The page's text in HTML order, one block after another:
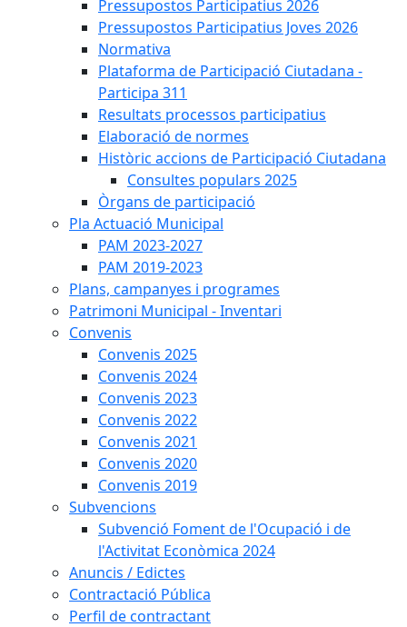
Pressupostos Participatius 2026
Pressupostos Participatius Joves 2026
Normativa
Plataforma de Participació Ciutadana -
Participa 311
Resultats processos participatius
Elaboració de normes
Històric accions de Participació Ciutadana
Consultes populars 2025
Òrgans de participació
Pla Actuació Municipal
PAM 2023-2027
PAM 2019-2023
Plans, campanyes i programes
Patrimoni Municipal - Inventari
Convenis
Convenis 2025
Convenis 2024
Convenis 2023
Convenis 2022
Convenis 2021
Convenis 2020
Convenis 2019
Subvencions
Subvenció Foment de l'Ocupació i de
l'Activitat Econòmica 2024
Anuncis / Edictes
Contractació Pública
Perfil de contractant